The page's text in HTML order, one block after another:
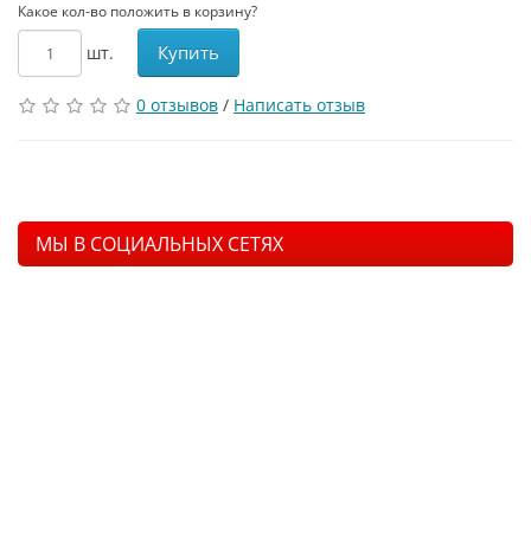
Какое кол-во положить в корзину?
шт. Купить
0 отзывов / Написать отзыв
МЫ В СОЦИАЛЬНЫХ СЕТЯХ